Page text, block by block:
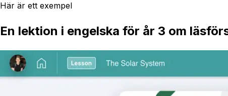
Här är ett exempel
En lektion i engelska för år 3 om